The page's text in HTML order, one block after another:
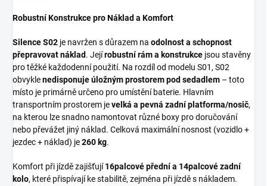
Robustní Konstrukce pro Náklad a Komfort
Silence S02 je navržen s důrazem na odolnost a schopnost
přepravovat náklad. Jejírobustní rám a konstrukce jsou stavěny
pro těžké každodenní použití. Na rozdíl od modelu S01, S02
obvyklenedisponuje úložným prostorem pod sedadlem – toto
místo je primárně určeno pro umístění baterie. Hlavním
transportním prostorem jevelká a pevná zadní platforma/nosič,
na kterou lze snadno namontovat různé boxy pro doručování
nebo převážet jiný náklad. Celková maximální nosnost (vozidlo +
jezdec + náklad) je260 kg.
Komfort při jízdě zajišťují16palcové přední a 14palcové zadní
kolo, které přispívají ke stabilitě, zejména při jízdě s nákladem.